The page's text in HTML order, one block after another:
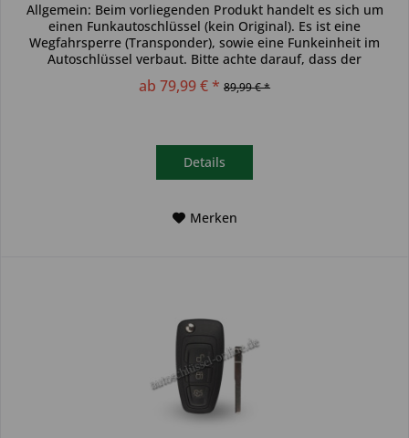
Allgemein: Beim vorliegenden Produkt handelt es sich um
einen Funkautoschlüssel (kein Original). Es ist eine
Wegfahrsperre (Transponder), sowie eine Funkeinheit im
Autoschlüssel verbaut. Bitte achte darauf, dass der
Autoschlüssel deinem...
ab 79,99 € * 89,99 € *
Details
Merken